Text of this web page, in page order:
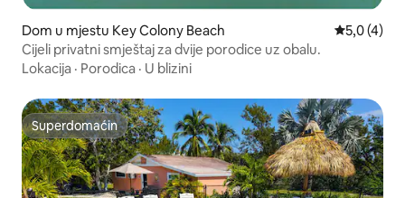
Dom u mjestu Key Colony Beach Prosječna
5,0 (4)
Cijeli privatni smještaj za dvije porodice uz obalu.
Lokacija · Porodica · U blizini
Superdomaćin
Superdomaćin